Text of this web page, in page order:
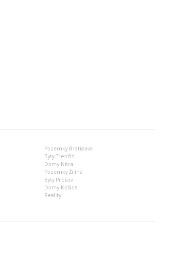
Pozemky Bratislava
Byty Trenčín
Domy Nitra
Pozemky Žilina
Byty Prešov
Domy Košice
Reality